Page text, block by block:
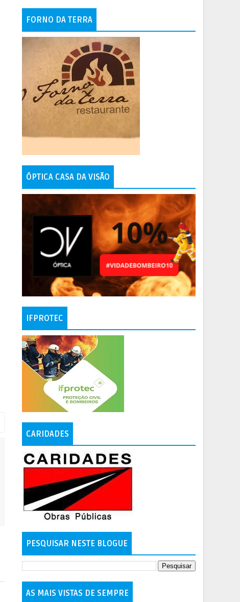
FORNO DA TERRA
ÓPTICA CASA DA VISÃO
IFPROTEC
CARIDADES
PESQUISAR NESTE BLOGUE
AS MAIS VISTAS DE SEMPRE